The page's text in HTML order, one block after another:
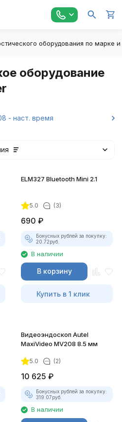
оборудования по марке
оборудование
- наст. время
ELM327 Bluetooth Mini 2.1
5.0 (3)
690 ₽
Бонусных рублей за покупку:
20.72руб.
В наличии
В корзину
Купить в 1 клик
Видеоэндоскоп Autel
MaxiVideo MV208 8.5 мм
5.0 (2)
10 625 ₽
Бонусных рублей за покупку:
319.07руб.
В наличии